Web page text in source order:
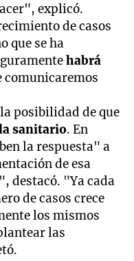
explicó.
de casos
que se ha
habrá
comunicaremos
posibilidad de que
sanitario. En
la respuesta" a
de esa
destacó. "Ya cada
de casos crece
los mismos
las